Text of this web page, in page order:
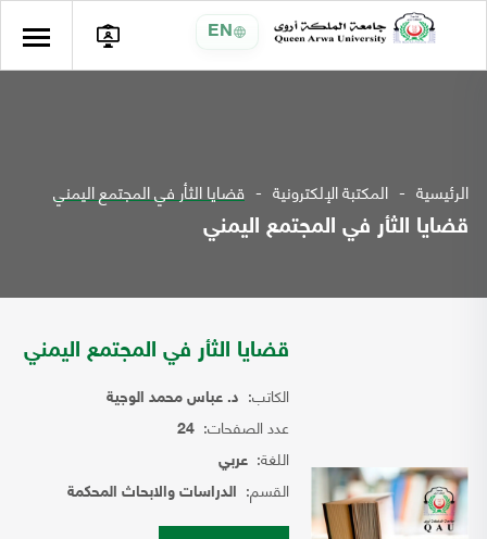
EN
الرئيسية المكتبة الإلكترونية قضايا الثأر في المجتمع اليمني
قضايا الثأر في المجتمع اليمني
قضايا الثأر في المجتمع اليمني
الكاتب: د. عباس محمد الوجية
عدد الصفحات: 24
اللغة: عربي
القسم: الدراسات والابحاث المحكمة